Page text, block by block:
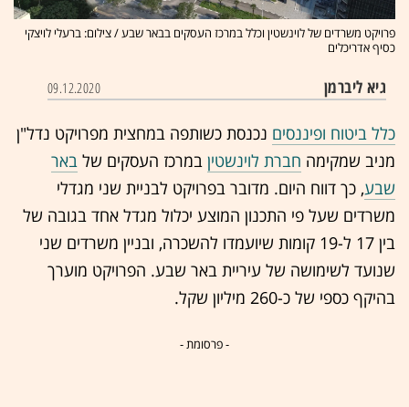
פרויקט משרדים של לוינשטין וכלל במרכז העסקים בבאר שבע / צילום: ברעלי לויצקי
כסיף אדריכלים
גיא ליברמן 09.12.2020
כלל ביטוח ופיננסים נכנסת כשותפה במחצית מפרויקט נדל"ן
מניב שמקימה חברת לוינשטין במרכז העסקים של באר
שבע, כך דווח היום. מדובר בפרויקט לבניית שני מגדלי
משרדים שעל פי התכנון המוצע יכלול מגדל אחד בגובה של
בין 17 ל-19 קומות שיועמדו להשכרה, ובניין משרדים שני
שנועד לשימושה של עיריית באר שבע. הפרויקט מוערך
בהיקף כספי של כ-260 מיליון שקל.
- פרסומת -